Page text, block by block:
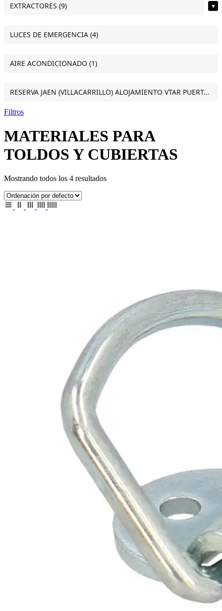
EXTRACTORES (9) ▼
LUCES DE EMERGENCIA (4)
AIRE ACONDICIONADO (1)
RESERVA JAEN (VILLACARRILLO) ALOJAMIENTO VTAR PUERTA DEL SOL ESTUDIO VILLACARRILLO (JAEN) (1)
Filtros
MATERIALES PARA
TOLDOS Y CUBIERTAS
Mostrando todos los 4 resultados